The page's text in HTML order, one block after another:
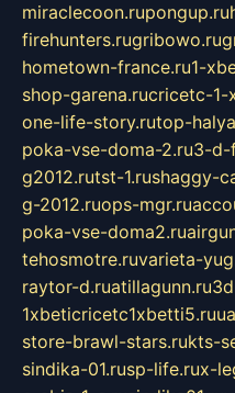
miraclecoon.rupongup.ru
firehunters.rugribowo.ru
hometown-france.ru1-
shop-garena.rucricetc-1-
one-life-story.rutop-
poka-vse-doma-2.ru3-d-
g2012.rutst-1.rushaggy-
g-2012.ruops-mgr.ru
poka-vse-doma2.ru
tehosmotre.ruvarieta-
raytor-d.ruatillagunn.ru
1xbeticricetc1xbetti5.ru
store-brawl-stars.rukts-
sindika-01.rusp-life.rux-